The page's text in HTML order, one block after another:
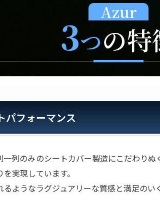
Azur
3つの特
パフォーマンス
一列のみのシートカバー製造にこだわり
実現しています。
るようなラグジュアリーな質感と満足のい